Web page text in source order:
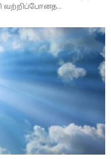
வற்றிப்போனத...